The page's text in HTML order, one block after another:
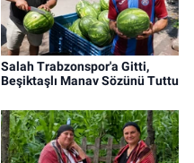
Salah Trabzonspor'a Gitti,
Beşiktaşlı Manav Sözünü Tuttu